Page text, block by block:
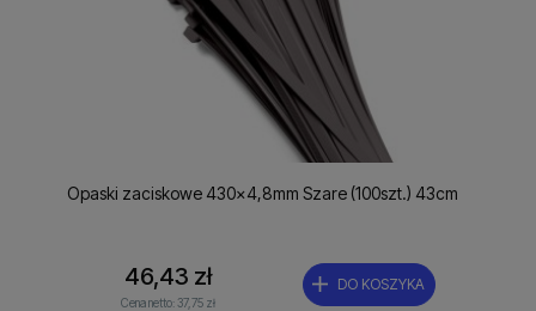
Opaski zaciskowe 430x4,8mm Szare (100szt.) 43cm
46,43 zł
Cena netto:37,75 zł
DO KOSZYKA